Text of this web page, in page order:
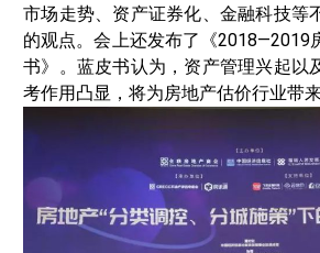
市场走势、资产证券化、金融科技等
的观点。会上还发布了《2018—2019
书》。蓝皮书认为，资产管理兴起以
考作用凸显，将为房地产估价行业带来